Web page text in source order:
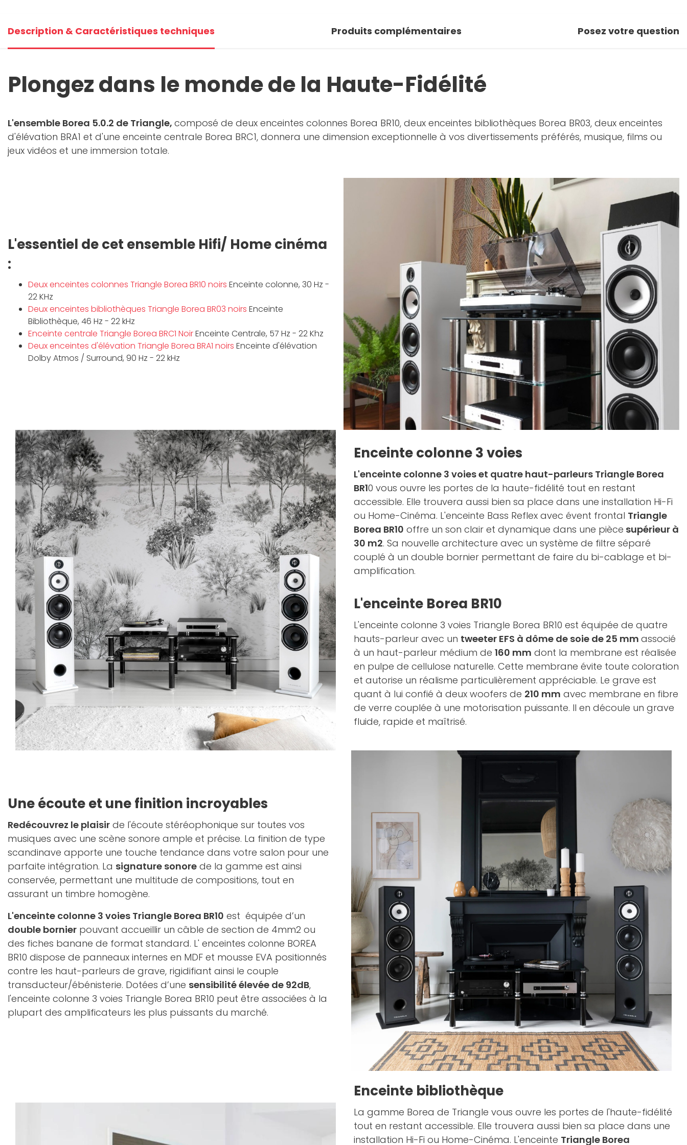
Description & Caractéristiques techniques Produits complémentaires Posez votre question
Plongez dans le monde de la Haute-Fidélité
L'ensemble Borea 5.0.2 de Triangle, composé de deux enceintes colonnes Borea BR10, deux enceintes bibliothèques Borea BR03, deux enceintes
d'élévation BRA1 et d'une enceinte centrale Borea BRC1, donnera une dimension exceptionnelle à vos divertissements préférés, musique, films ou
jeux vidéos et une immersion totale.
L'essentiel de cet ensemble Hifi/ Home cinéma
:
Deux enceintes colonnes Triangle Borea BR10 noirs Enceinte colonne, 30 Hz -
22 KHz
Deux enceintes bibliothèques Triangle Borea BR03 noirs Enceinte
Bibliothèque, 46 Hz - 22 kHz
Enceinte centrale Triangle Borea BRC1 NoirEnceinte Centrale, 57 Hz - 22 Khz
Deux enceintes d'élévation Triangle Borea BRA1 noirs Enceinte d'élévation
Dolby Atmos / Surround, 90 Hz - 22 kHz
Enceinte colonne 3 voies
L'enceinte colonne 3 voies et quatre haut-parleurs Triangle Borea
BR10 vous ouvre les portes de la haute-fidélité tout en restant
accessible. Elle trouvera aussi bien sa place dans une installation Hi-Fi
ou Home-Cinéma. L'enceinte Bass Reflex avec évent frontal Triangle
Borea BR10 offre un son clair et dynamique dans une pièce supérieur à
30 m2. Sa nouvelle architecture avec un système de filtre séparé
couplé à un double bornier permettant de faire du bi-cablage et bi-
amplification.
L'enceinte Borea BR10
L'enceinte colonne 3 voies Triangle Borea BR10 est équipée de quatre
hauts-parleur avec un tweeter EFS à dôme de soie de 25 mm associé
à un haut-parleur médium de 160 mm dont la membrane est réalisée
en pulpe de cellulose naturelle. Cette membrane évite toute coloration
et autorise un réalisme particulièrement appréciable. Le grave est
quant à lui confié à deux woofers de 210 mm avec membrane en fibre
de verre couplée à une motorisation puissante. Il en découle un grave
fluide, rapide et maîtrisé.
Une écoute et une finition incroyables
Redécouvrez le plaisir de l'écoute stéréophonique sur toutes vos
musiques avec une scène sonore ample et précise. La finition de type
scandinave apporte une touche tendance dans votre salon pour une
parfaite intégration. La signature sonore de la gamme est ainsi
conservée, permettant une multitude de compositions, tout en
assurant un timbre homogène.
L'enceinte colonne 3 voies Triangle Borea BR10 est équipée d’un
double bornier pouvant accueillir un câble de section de 4mm2 ou
des fiches banane de format standard. L' enceintes colonne BOREA
BR10 dispose de panneaux internes en MDF et mousse EVA positionnés
contre les haut-parleurs de grave, rigidifiant ainsi le couple
transducteur/ébénisterie. Dotées d’une sensibilité élevée de 92dB,
l'enceinte colonne 3 voies Triangle Borea BR10 peut être associées à la
plupart des amplificateurs les plus puissants du marché.
Enceinte bibliothèque
La gamme Borea de Triangle vous ouvre les portes de l'haute-fidélité
tout en restant accessible. Elle trouvera aussi bien sa place dans une
installation Hi-Fi ou Home-Cinéma. L'enceinte Triangle Borea